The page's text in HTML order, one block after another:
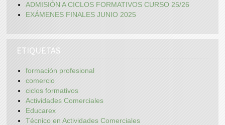
ADMISIÓN A CICLOS FORMATIVOS CURSO 25/26
EXÁMENES FINALES JUNIO 2025
ETIQUETAS
formación profesional
comercio
ciclos formativos
Actividades Comerciales
Educarex
Técnico en Actividades Comerciales